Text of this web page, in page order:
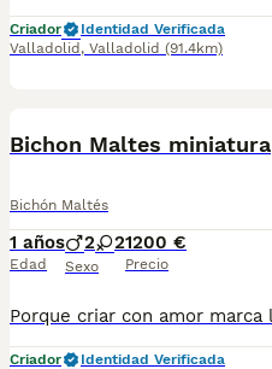
Criador
Identidad Verificada
Valladolid , Valladolid (91.4km)
Bichon Maltes miniatura
Bichón Maltés
1 años
Edad
2 2
Sexo
1200 €
Precio
Criador
Identidad Verificada